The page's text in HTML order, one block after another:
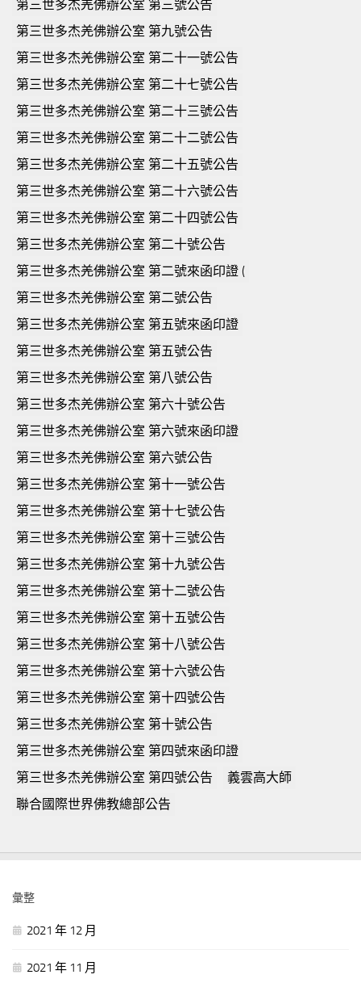
第三世多杰羌佛辦公室 第三號公告
第三世多杰羌佛辦公室 第九號公告
第三世多杰羌佛辦公室 第二十一號公告
第三世多杰羌佛辦公室 第二十七號公告
第三世多杰羌佛辦公室 第二十三號公告
第三世多杰羌佛辦公室 第二十二號公告
第三世多杰羌佛辦公室 第二十五號公告
第三世多杰羌佛辦公室 第二十六號公告
第三世多杰羌佛辦公室 第二十四號公告
第三世多杰羌佛辦公室 第二十號公告
第三世多杰羌佛辦公室 第二號來函印證 (
第三世多杰羌佛辦公室 第二號公告
第三世多杰羌佛辦公室 第五號來函印證
第三世多杰羌佛辦公室 第五號公告
第三世多杰羌佛辦公室 第八號公告
第三世多杰羌佛辦公室 第六十號公告
第三世多杰羌佛辦公室 第六號來函印證
第三世多杰羌佛辦公室 第六號公告
第三世多杰羌佛辦公室 第十一號公告
第三世多杰羌佛辦公室 第十七號公告
第三世多杰羌佛辦公室 第十三號公告
第三世多杰羌佛辦公室 第十九號公告
第三世多杰羌佛辦公室 第十二號公告
第三世多杰羌佛辦公室 第十五號公告
第三世多杰羌佛辦公室 第十八號公告
第三世多杰羌佛辦公室 第十六號公告
第三世多杰羌佛辦公室 第十四號公告
第三世多杰羌佛辦公室 第十號公告
第三世多杰羌佛辦公室 第四號來函印證
第三世多杰羌佛辦公室 第四號公告
義雲高大師
聯合國際世界佛教總部公告
彙整
2021 年 12 月
2021 年 11 月